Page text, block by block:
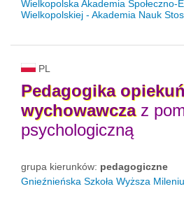
Wielkopolska Akademia Społeczno-
Wielkopolskiej - Akademia Nauk
PL
Pedagogika
wychowawczaz
psychologiczną
grupa kierunków: pedagogiczne
Gnieźnieńska Szkoła Wyższa